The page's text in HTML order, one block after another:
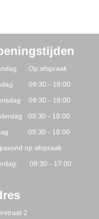
Op afspraak
09:30 - 18:00
09:30 - 18:00
09:30 - 18:00
09:30 - 18:00
op afspraak
09:30 - 17:00
2